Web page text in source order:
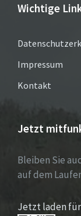
Wichtige
Impressum
Kontakt
Jetzt
Bleiben Sie
auf dem
Jetzt laden für